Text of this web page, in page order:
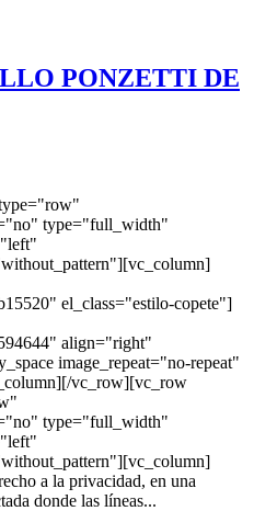
PONZETTI DE
type="full_width"
el_class="estilo-copete"]
align="right"
image_repeat="no-repeat"
vc_row][vc_row
type="full_width"
a la privacidad, en una
donde las líneas...